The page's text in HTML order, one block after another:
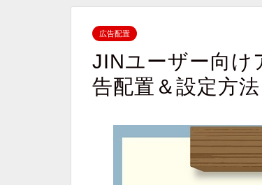
広告配置
JINユーザー向け
告配置＆設定方法